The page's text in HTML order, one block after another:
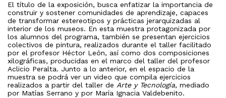
El título de la exposición, busca enfatizar la importancia de
construir y sostener comunidades de aprendizaje, capaces
de transformar estereotipos y prácticas jerarquizadas al
interior de los museos. En esta muestra protagonizada por
los alumnos del programa, también se presentan ejercicios
colectivos de pintura, realizados durante el taller facilitado
por el profesor Héctor León, así como dos composiciones
xilográficas, producidas en el marco del taller del profesor
Aclicio Peralta. Junto a lo anterior, en el espacio de la
muestra se podrá ver un video que compila ejercicios
realizados a partir del taller de Arte y Tecnología, mediado
por Matías Serrano y por María Ignacia Valdebenito.